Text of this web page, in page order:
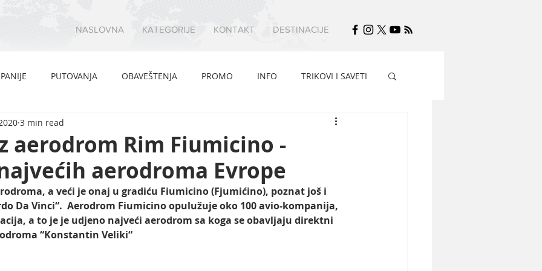
NASLOVNA KATEGORIJE KONTAKT DESTINACIJE
PUTOVANJA OBAVEŠTENJA PROMO INFO TRIKOVI I SAVETI
aerodrom Rim Fiumicino -
aerodroma Evrope
3 min read
a veći je onaj u gradiću Fiumicino (Fjumićino), poznat još i
Da Vinci“.  Aerodrom Fiumicino opulužuje oko 100 avio-kompanija,
a to je je udjeno najveći aerodrom sa koga se obavljaju direktni
“Konstantin Veliki“